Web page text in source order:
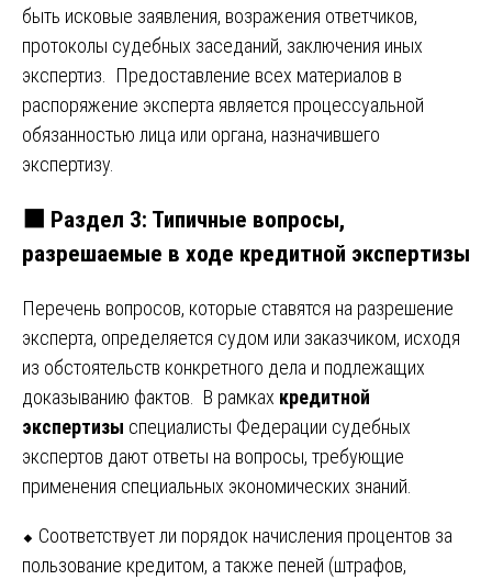
быть исковые заявления, возражения ответчиков,
протоколы судебных заседаний, заключения иных
экспертиз. Предоставление всех материалов в
распоряжение эксперта является процессуальной
обязанностью лица или органа, назначившего
экспертизу.
Раздел 3: Типичные вопросы,
разрешаемые в ходе кредитной экспертизы
Перечень вопросов, которые ставятся на разрешение
эксперта, определяется судом или заказчиком, исходя
из обстоятельств конкретного дела и подлежащих
доказыванию фактов. В рамках кредитной
экспертизы специалисты Федерации судебных
экспертов дают ответы на вопросы, требующие
применения специальных экономических знаний.
⬥ Соответствует ли порядок начисления процентов за
пользование кредитом, а также пеней (штрафов,